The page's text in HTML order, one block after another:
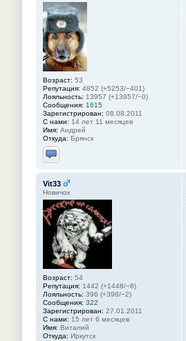
Возраст: 53
Репутация: 4852 (+5253/−401)
Лояльность: 13957 (+13957/−0)
Сообщения: 1615
Зарегистрирован: 08.08.2011
С нами: 14 лет 11 месяцев
Имя: Андрей
Откуда: Брянск
Отправить личное сообщение
Vit33
Новичок
Возраст: 54
Репутация: 1442 (+1448/−6)
Лояльность: 396 (+398/−2)
Сообщения: 322
Зарегистрирован: 27.01.2011
С нами: 15 лет 6 месяцев
Имя: Виталий
Откуда: Иркутск